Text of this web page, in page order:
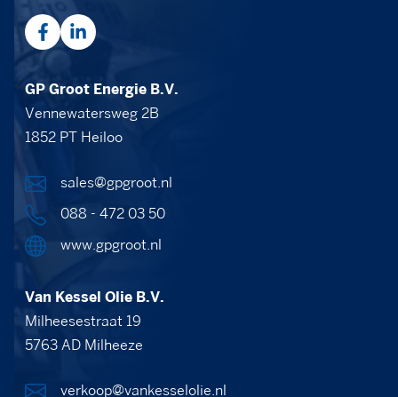
GP Groot Energie B.V.
Vennewatersweg 2B
1852 PT Heiloo
sales@gpgroot.nl
088 - 472 03 50
www.gpgroot.nl
Van Kessel Olie B.V.
Milheesestraat 19
5763 AD Milheeze
verkoop@vankesselolie.nl